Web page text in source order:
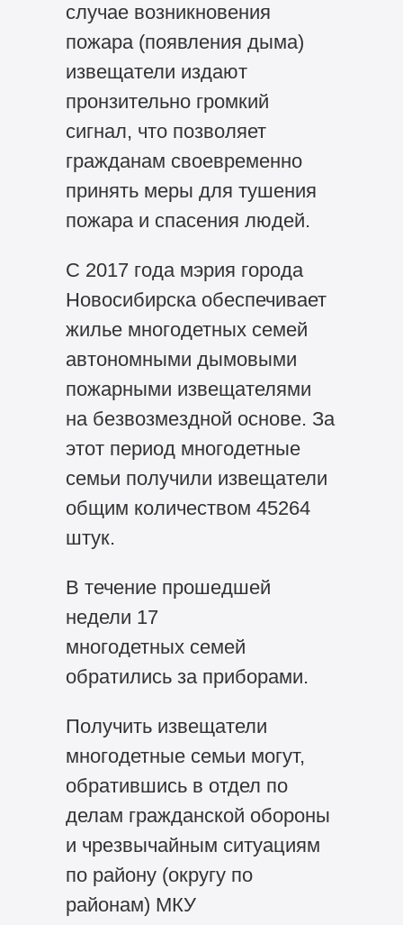
случае возникновения
пожара (появления дыма)
извещатели издают
пронзительно громкий
сигнал, что позволяет
гражданам своевременно
принять меры для тушения
пожара и спасения людей.
С 2017 года мэрия города
Новосибирска обеспечивает
жилье многодетных семей
автономными дымовыми
пожарными извещателями
на безвозмездной основе. За
этот период многодетные
семьи получили извещатели
общим количеством 45264
штук.
В течение прошедшей
недели 17
многодетных семей
обратились за приборами.
Получить извещатели
многодетные семьи могут,
обратившись в отдел по
делам гражданской обороны
и чрезвычайным ситуациям
по району (округу по
районам) МКУ